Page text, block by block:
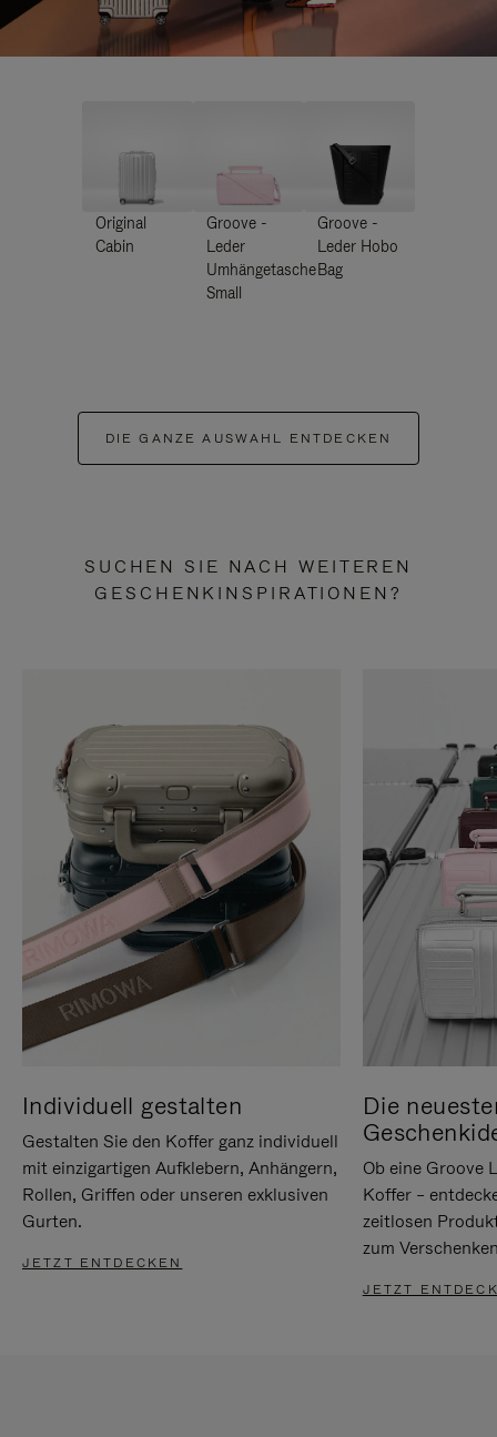
Original
Cabin
Groove -
Leder
Umhängetasche
Small
Groove -
Leder Hobo
Bag
DIE GANZE AUSWAHL ENTDECKEN
SUCHEN SIE NACH WEITEREN
GESCHENKINSPIRATIONEN?
Individuell gestalten
Gestalten Sie den Koffer ganz individuell
mit einzigartigen Aufklebern, Anhängern,
Rollen, Griffen oder unseren exklusiven
Gurten.
JETZT ENTDECKEN
Die
Ob eine Groove
Koffer –
zeitlosen
zum
JETZT